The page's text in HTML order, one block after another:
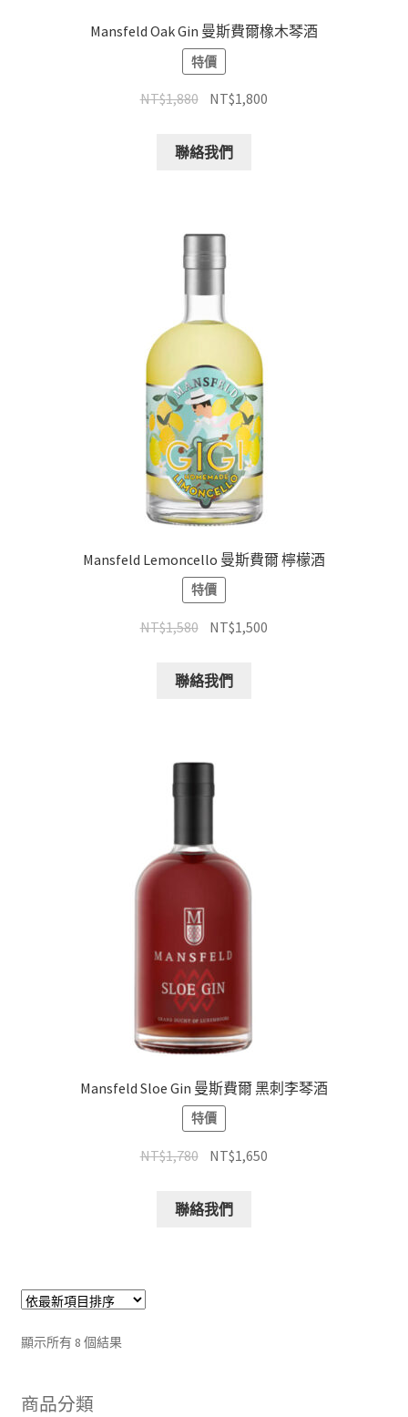
Mansfeld Oak Gin 曼斯費爾橡木琴酒
特價
NT$1,880 NT$1,800
聯絡我們
Mansfeld Lemoncello 曼斯費爾 檸檬酒
特價
NT$1,580 NT$1,500
聯絡我們
Mansfeld Sloe Gin 曼斯費爾 黑刺李琴酒
特價
NT$1,780 NT$1,650
聯絡我們
顯示所有 8 個結果
商品分類